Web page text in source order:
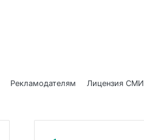
Рекламодателям Лицензия СМИ